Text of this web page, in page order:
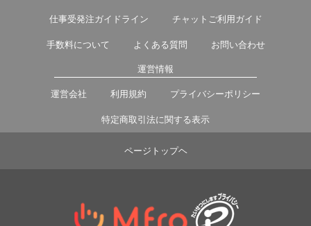
仕事受発注ガイドライン チャットご利用ガイド
手数料について よくある質問 お問い合わせ
運営情報
運営会社 利用規約 プライバシーポリシー
特定商取引法に関する表示
ページトップヘ